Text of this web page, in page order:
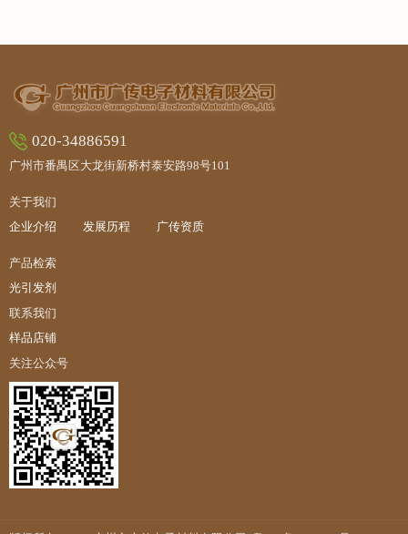
关于我们
企业介绍 发展历程 广传资质
产品检索
光引发剂
联系我们
样品店铺
关注公众号
020-34886591
广州市番禺区大龙街新桥村泰安路98号101